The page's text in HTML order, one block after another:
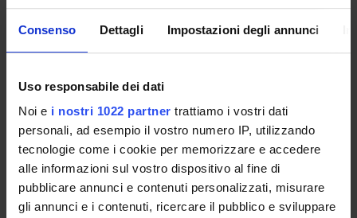
Consenso Dettagli Impostazioni degli annunci
Uso responsabile dei dati
Noi e i nostri 1022 partner trattiamo i vostri dati
personali, ad esempio il vostro numero IP, utilizzando
tecnologie come i cookie per memorizzare e accedere
alle informazioni sul vostro dispositivo al fine di
pubblicare annunci e contenuti personalizzati, misurare
gli annunci e i contenuti, ricercare il pubblico e sviluppare
Orario
Il CLA organizza sessioni di esame IELTS
in collaborazione con il British Council.
IELTS è una certificazione di lingua